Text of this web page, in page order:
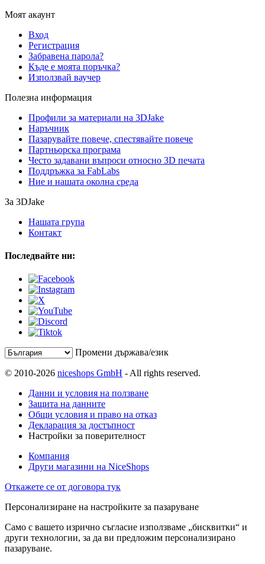
Моят акаунт
Вход
Регистрация
Забравена парола?
Къде е моята поръчка?
Използвай ваучер
Полезна информация
Профили за материали на 3DJake
Наръчник
Пазарувайте повече, спестявайте повече
Партньорска програма
Често задавани въпроси относно 3D печата
Поддръжка за FabLabs
Ние и нашата околна среда
За 3DJake
Нашата група
Контакт
Последвайте ни:
Промени държава/език
© 2010-2026 niceshops GmbH - All rights reserved.
Данни и условия на ползване
Защита на данните
Общи условия и право на отказ
Декларация за достъпност
Настройки за поверителност
Компания
Други магазини на NiceShops
Откажете се от договора тук
Персонализиране на настройките за пазаруване
Само с вашето изрично съгласие използваме „бисквитки“ и
други технологии, за да ви предложим персонализирано
пазаруване.